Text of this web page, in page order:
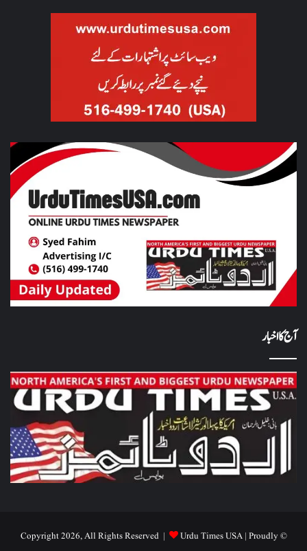
آج کا اخبار
© Copyright 2026, All Rights Reserved |
Urdu Times USA| Proudly